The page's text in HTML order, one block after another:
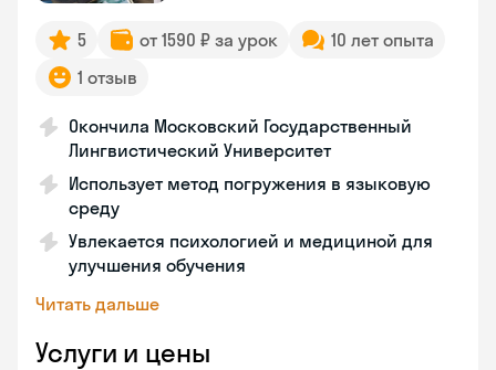
5 от 1590 ₽ за урок
10 лет опыта
1 отзыв
Окончила Московский Государственный
Лингвистический Университет
Использует метод погружения в языковую
среду
Увлекается психологией и медициной для
улучшения обучения
Читать дальше
Услуги и цены